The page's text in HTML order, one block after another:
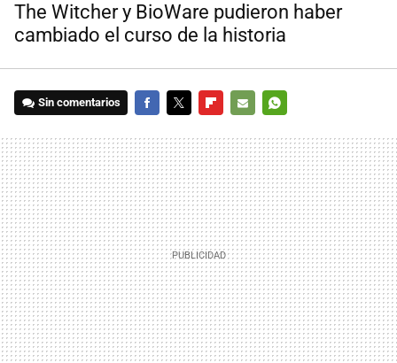
The Witcher y BioWare pudieron haber
cambiado el curso de la historia
Sin comentarios
MAIL